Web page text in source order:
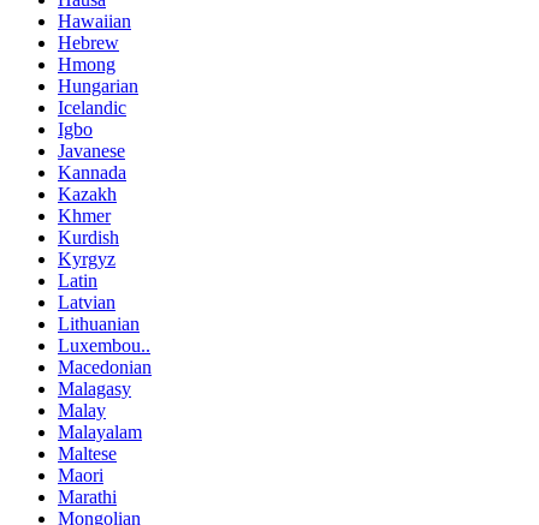
Hawaiian
Hebrew
Hmong
Hungarian
Icelandic
Igbo
Javanese
Kannada
Kazakh
Khmer
Kurdish
Kyrgyz
Latin
Latvian
Lithuanian
Luxembou..
Macedonian
Malagasy
Malay
Malayalam
Maltese
Maori
Marathi
Mongolian